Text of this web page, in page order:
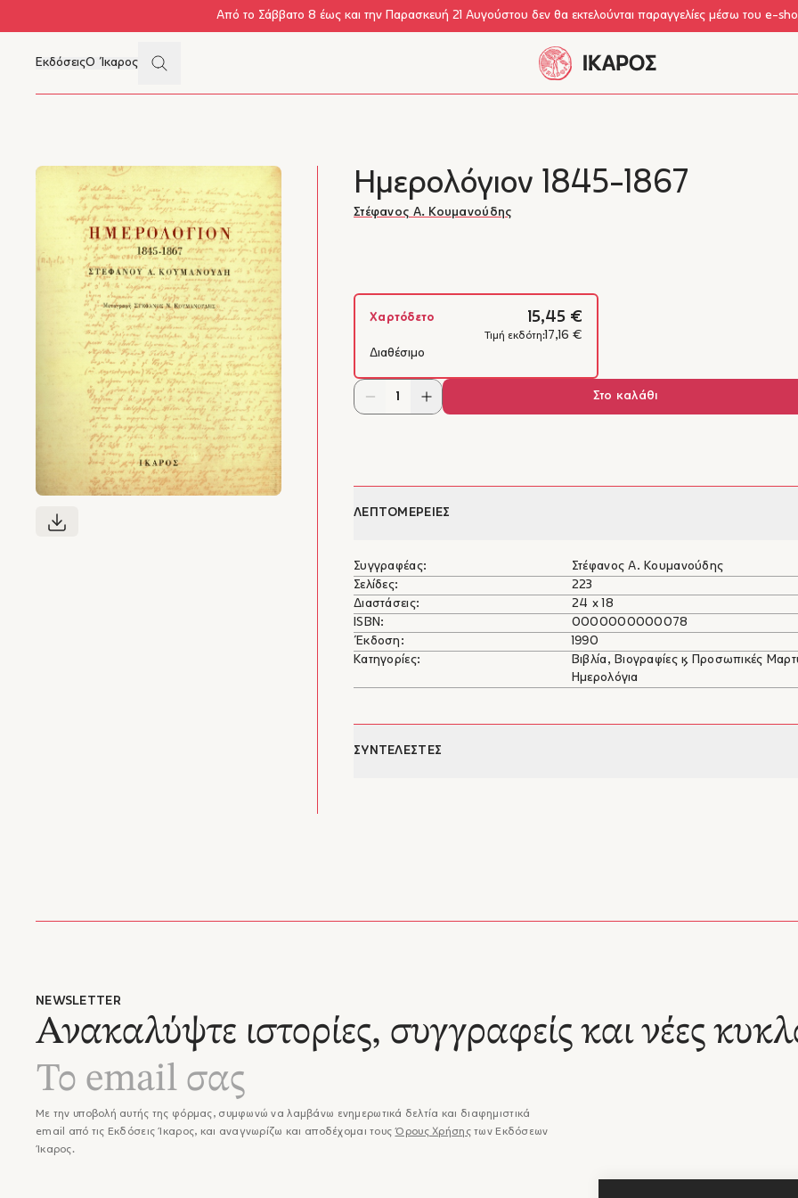
Από το Σάββατο 8 έως και την Παρασκευή 21 Αυγούστου δεν θα εκτελούνται παραγγελίες μέσω του e-
Μενού
ΕκδόσειςΟ Ίκαρος Search
Ημερολόγιον 1845-1867
Στέφανος Α. Κουμανούδης
Χαρτόδετο 15,45 €
Τιμή εκδότη: 17,16 €
Διαθέσιμο
Στο καλάθι
ΛΕΠΤΟΜΕΡΕΙΕΣ
Συγγραφέας:
Στέφανος Α. Κουμανούδης
Σελίδες:
223
Διαστάσεις:
24 x 18
ISBN:
0000000000078
Έκδοση:
1990
Κατηγορίες:
Βιβλία, Βιογραφίες & Προσωπικές
Ημερολόγια
ΣΥΝΤΕΛΕΣΤΕΣ
Ημερολόγιον 1845-1867
Στέφανος Α. Κουμανούδης
NEWSLETTER
Ανακαλύψτε ιστορίες, συγγραφείς και νέες
Με την υποβολή αυτής της φόρμας, συμφωνώ να λαμβάνω ενημερωτικά δελτία και διαφημιστικά
email από τις Εκδόσεις Ίκαρος, και αναγνωρίζω και αποδέχομαι τουςΌρους Χρήσηςτων Εκδόσεων
Ίκαρος.